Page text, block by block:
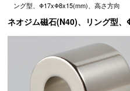
ング型、Φ17xΦ8x15(mm)、高さ方向
ネオジム磁石(N40)、リング型